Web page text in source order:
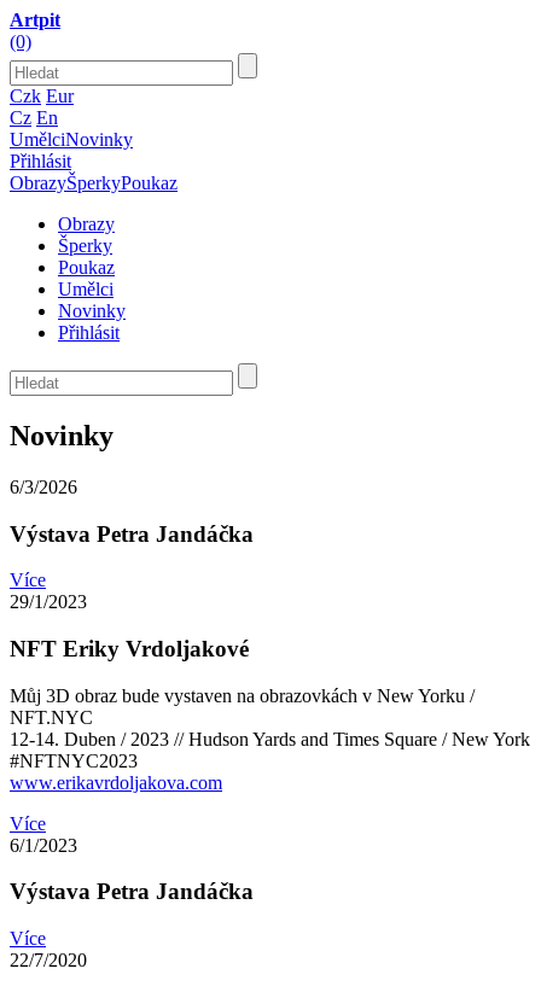
Artpit
(0)
Czk Eur
Cz En
UmělciNovinky
Přihlásit
ObrazyŠperkyPoukaz
Obrazy
Šperky
Poukaz
Umělci
Novinky
Přihlásit
Novinky
6/3/2026
Výstava Petra Jandáčka
Více
29/1/2023
NFT Eriky Vrdoljakové
Můj 3D obraz bude vystaven na obrazovkách v New Yorku /
NFT.NYC
12-14. Duben / 2023 // Hudson Yards and Times Square / New York
#NFTNYC2023
www.erikavrdoljakova.com
Více
6/1/2023
Výstava Petra Jandáčka
Více
22/7/2020